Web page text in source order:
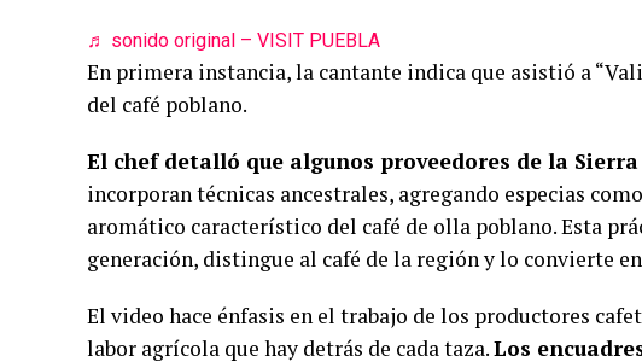
♬ sonido original – VISIT PUEBLA
En primera instancia, la cantante indica que asistió a
del café poblano.
El chef detalló que algunos proveedores de la
incorporan técnicas ancestrales, agregando especias
aromático característico del café de olla poblano. Esta
generación, distingue al café de la región y lo convierte
El video hace énfasis en el trabajo de los productores
labor agrícola que hay detrás de cada taza.Los